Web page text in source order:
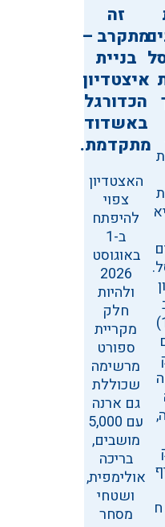
(17/11)
זה
מתקרב –
בניית
איצטדיון
הכדורגל
באשדוד
מתקדמת.
האצטדיון
צפוי
להיפתח
ב-1
באוגוסט
2026
ולהיות
חלק
מקריית
ספורט
מרשימה
שכוללת
גם ארנה
עם 5,000
מושבים,
בריכה
אולימפית,
ושטחי
מסחר